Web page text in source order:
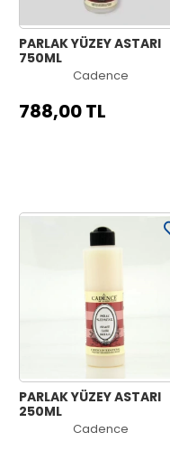
PARLAK YÜZEY ASTARI
750ML
Cadence
788,00 TL
PARLAK YÜZEY ASTARI
250ML
Cadence